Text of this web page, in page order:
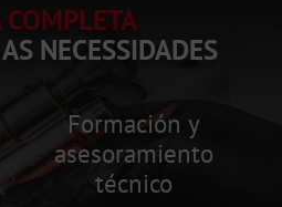
NECESSIDADES
Formación y
asesoramiento
técnico